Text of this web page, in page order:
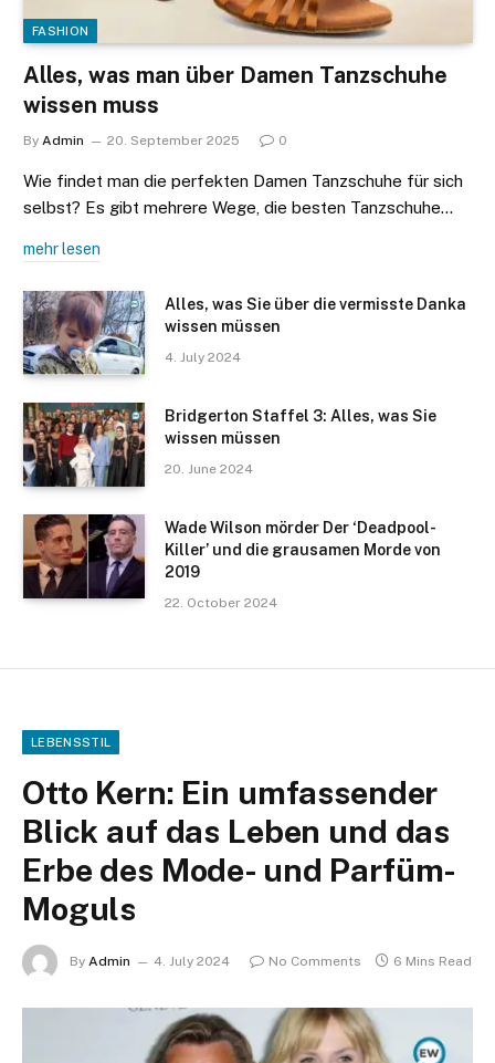
FASHION
Alles, was man über Damen Tanzschuhe
wissen muss
By Admin 20. September 2025 0
Wie findet man die perfekten Damen Tanzschuhe für sich
selbst? Es gibt mehrere Wege, die besten Tanzschuhe…
mehr lesen
Alles, was Sie über die vermisste Danka
wissen müssen
4. July 2024
Bridgerton Staffel 3: Alles, was Sie
wissen müssen
20. June 2024
Wade Wilson mörder Der ‘Deadpool-
Killer’ und die grausamen Morde von
2019
22. October 2024
LEBENSSTIL
Otto Kern: Ein umfassender
Blick auf das Leben und das
Erbe des Mode- und Parfüm-
Moguls
By Admin 4. July 2024 No Comments 6 Mins Read